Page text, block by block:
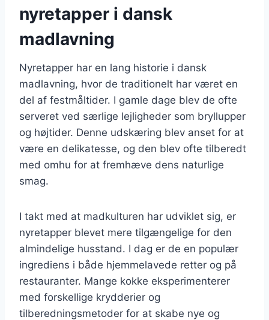
nyretapper i dansk
madlavning
Nyretapper har en lang historie i dansk
madlavning, hvor de traditionelt har været en
del af festmåltider. I gamle dage blev de ofte
serveret ved særlige lejligheder som bryllupper
og højtider. Denne udskæring blev anset for at
være en delikatesse, og den blev ofte tilberedt
med omhu for at fremhæve dens naturlige
smag.
I takt med at madkulturen har udviklet sig, er
nyretapper blevet mere tilgængelige for den
almindelige husstand. I dag er de en populær
ingrediens i både hjemmelavede retter og på
restauranter. Mange kokke eksperimenterer
med forskellige krydderier og
tilberedningsmetoder for at skabe nye og